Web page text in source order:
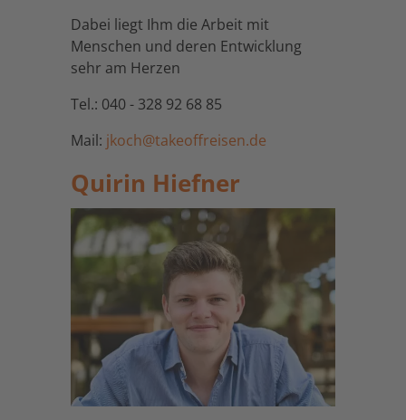
Dabei liegt Ihm die Arbeit mit
Menschen und deren Entwicklung
sehr am Herzen
Tel.: 040 - 328 92 68 85
Mail: jkoch@takeoffreisen.de
Quirin Hiefner